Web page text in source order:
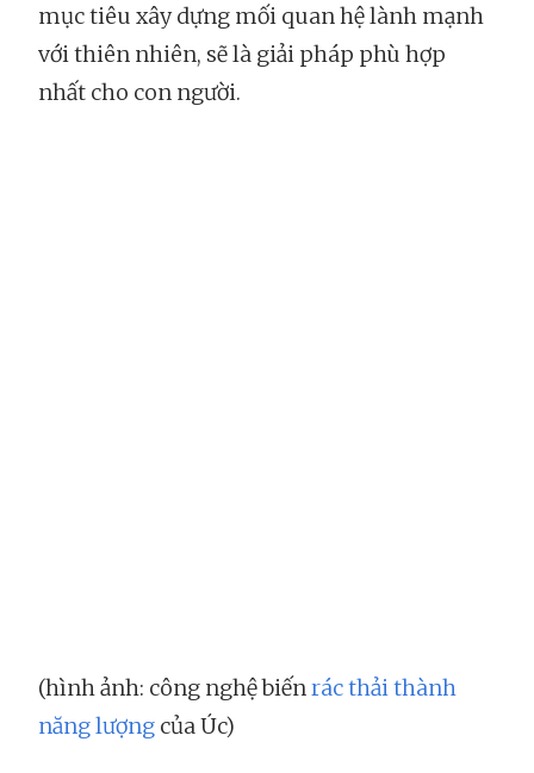
mục tiêu xây dựng mối quan hệ lành mạnh
với thiên nhiên, sẽ là giải pháp phù hợp
nhất cho con người.
(hình ảnh: công nghệ biếnrác thải thành
năng lượng của Úc)